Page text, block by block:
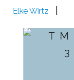
Elke Wirtz |